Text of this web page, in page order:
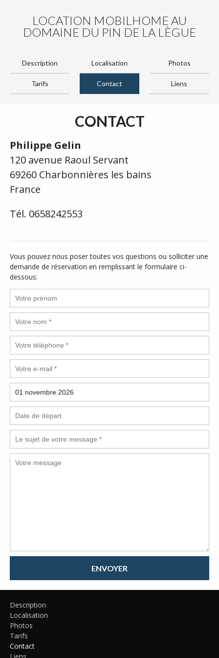
LOCATION MOBILHOME AU
DOMAINE DU PIN DE LA LÈGUE
Description Localisation Photos
Tarifs Contact Liens
CONTACT
Philippe Gelin
120 avenue Raoul Servant
69260 Charbonnières les bains
France
Tél. 0658242553
Vous pouvez nous poser toutes vos questions ou solliciter une
demande de réservation en remplissant le formulaire ci-
dessous:
ENVOYER
Description
Localisation
Photos
Tarifs
Contact